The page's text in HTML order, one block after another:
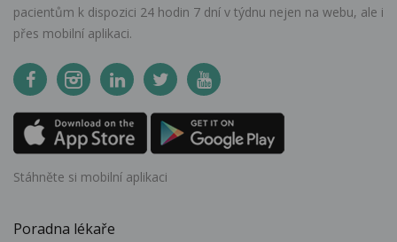
pacientům k dispozici 24 hodin 7 dní v týdnu nejen na webu, ale i
přes mobilní aplikaci.
Stáhněte si mobilní aplikaci
Poradna lékaře